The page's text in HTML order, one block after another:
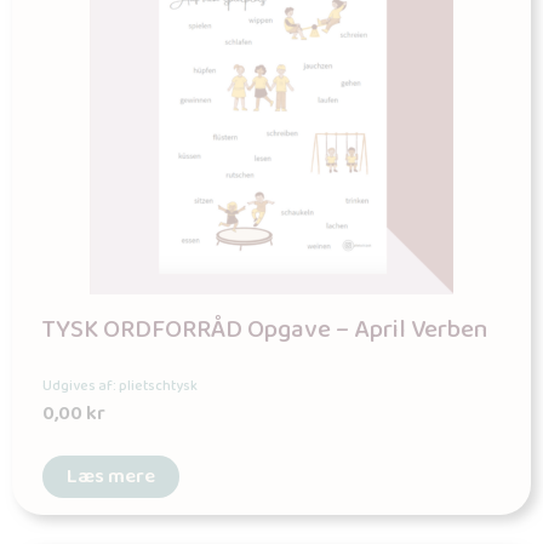
TYSK ORDFORRÅD Opgave – April Verben
Udgives af: plietschtysk
0,00kr
Læs mere